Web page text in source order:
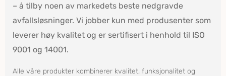
– å tilby noen av markedets beste nedgravde
avfallsløsninger. Vi jobber kun med produsenter som
leverer høy kvalitet og er sertifisert i henhold til ISO
9001 og 14001.
Alle våre produkter kombinerer kvalitet, funksjonalitet og